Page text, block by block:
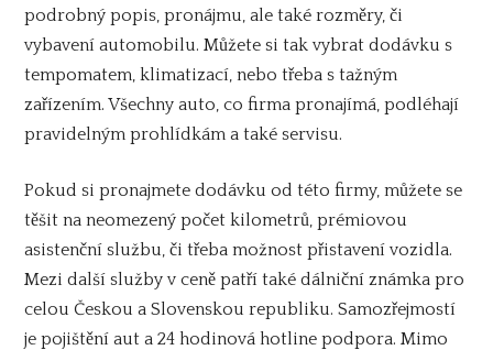
podrobný popis, pronájmu, ale také rozměry, či
vybavení automobilu. Můžete si tak vybrat dodávku s
tempomatem, klimatizací, nebo třeba s tažným
zařízením. Všechny auto, co firma pronajímá, podléhají
pravidelným prohlídkám a také servisu.
Pokud si pronajmete dodávku od této firmy, můžete se
těšit na neomezený počet kilometrů, prémiovou
asistenční službu, či třeba možnost přistavení vozidla.
Mezi další služby v ceně patří také dálniční známka pro
celou Českou a Slovenskou republiku. Samozřejmostí
je pojištění aut a 24 hodinová hotline podpora. Mimo